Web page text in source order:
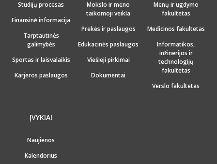
Studijų procesas
Finansinė informacija
Tarptautinės
galimybės
Sportas ir laisvalaikis
Karjeros paslaugos
Mokslo ir meno
taikomoji veikla
Prekės ir paslaugos
Edukacinės paslaugos
Viešieji pirkimai
Dokumentai
Menų ir ugdymo
fakultetas
Medicinos fakultetas
Informatikos,
inžinerijos ir
technologijų
fakultetas
Verslo fakultetas
ĮVYKIAI
Naujienos
Kalendorius